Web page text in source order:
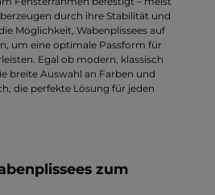
durch ihre Stabilität und
Möglichkeit, Wabenplissees auf
um eine optimale Passform für
Egal ob modern, klassisch
breite Auswahl an Farben und
die perfekte Lösung für jeden
zum